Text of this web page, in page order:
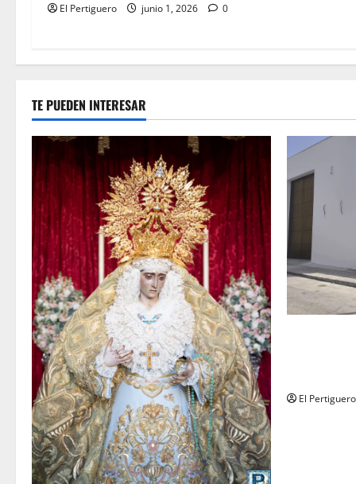
El Pertiguero junio 1, 2026 0
TE PUEDEN INTERESAR
El Pertiguero